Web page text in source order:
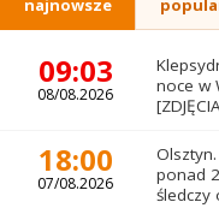
najnowsze
09:03
08/08.2026
noce w
18:00
07/08.2026
ponad
śledczy